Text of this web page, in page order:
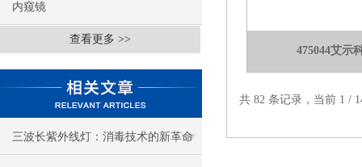
内窥镜
查看更多 >>
三波长紫外线灯：消毒技术的新革命
475044艾示
共 82 条记录，当前 1